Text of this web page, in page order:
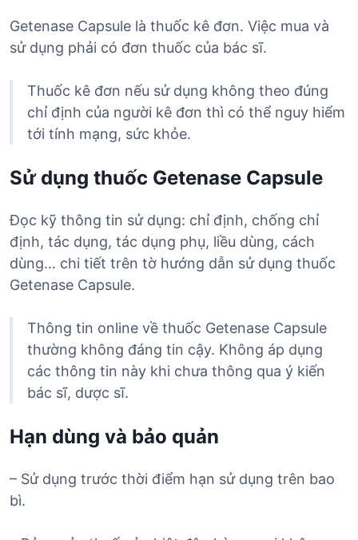
Getenase Capsule là thuốc kê đơn. Việc mua và
sử dụng phải có đơn thuốc của bác sĩ.
Thuốc kê đơn nếu sử dụng không theo đúng
chỉ định của người kê đơn thì có thể nguy hiểm
tới tính mạng, sức khỏe.
Sử dụng thuốc Getenase Capsule
Đọc kỹ thông tin sử dụng: chỉ định, chống chỉ
định, tác dụng, tác dụng phụ, liều dùng, cách
dùng… chi tiết trên tờ hướng dẫn sử dụng thuốc
Getenase Capsule.
Thông tin online về thuốc Getenase Capsule
thường không đáng tin cậy. Không áp dụng
các thông tin này khi chưa thông qua ý kiến
bác sĩ, dược sĩ.
Hạn dùng và bảo quản
– Sử dụng trước thời điểm hạn sử dụng trên bao
bì.